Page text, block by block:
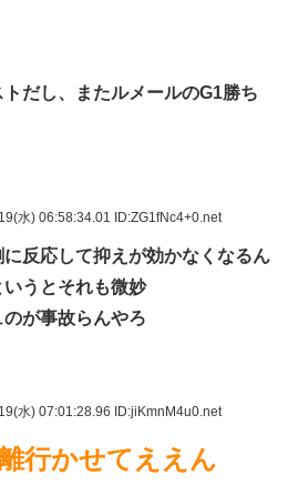
だし、またルメールのG1勝ち
水) 06:58:34.01 ID:ZG1fNc4+0.net
反応して抑えが効かなくなるん
うとそれも微妙
が事故らんやろ
水) 07:01:28.96 ID:jiKmnM4u0.net
行かせてええん